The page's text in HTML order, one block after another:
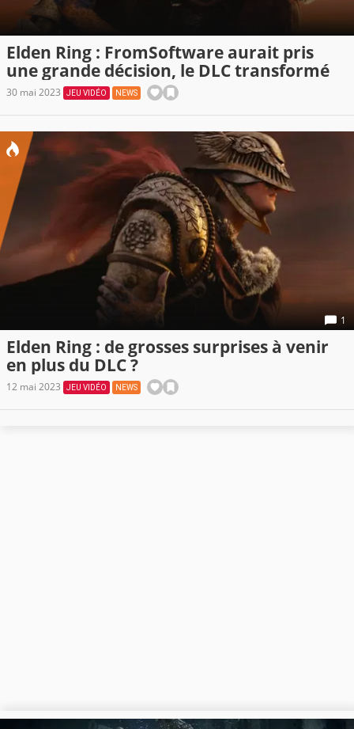
Elden Ring : FromSoftware aurait pris
une grande décision, le DLC transformé
30 mai 2023 JEU VIDÉO NEWS
1
Elden Ring : de grosses surprises à venir
en plus du DLC ?
12 mai 2023 JEU VIDÉO NEWS